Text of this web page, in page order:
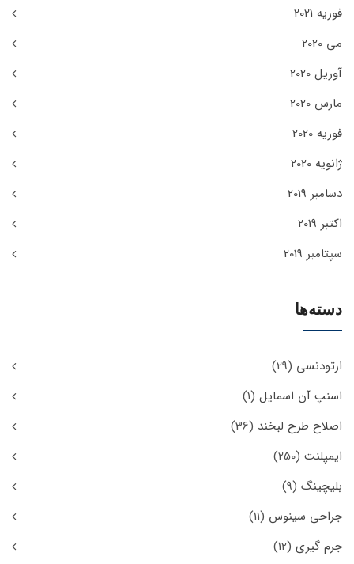
فوریه 2021
می 2020
آوریل 2020
مارس 2020
فوریه 2020
ژانویه 2020
دسامبر 2019
اکتبر 2019
سپتامبر 2019
دسته‌ها
ارتودنسی (29)
اسنپ آن اسمایل (1)
اصلاح طرح لبخند (36)
ایمپلنت (250)
بلیچینگ (9)
جراحی سینوس (11)
جرم گیری (12)